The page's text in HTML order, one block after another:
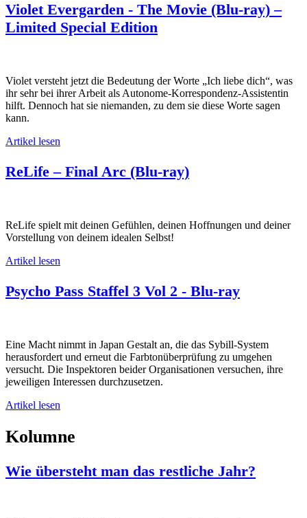
Violet Evergarden - The Movie (Blu-ray) –
Limited Special Edition
Violet versteht jetzt die Bedeutung der Worte „Ich liebe dich“, was
ihr sehr bei ihrer Arbeit als Autonome-Korrespondenz-Assistentin
hilft. Dennoch hat sie niemanden, zu dem sie diese Worte sagen
kann.
Artikel lesen
ReLife – Final Arc (Blu-ray)
ReLife spielt mit deinen Gefühlen, deinen Hoffnungen und deiner
Vorstellung von deinem idealen Selbst!
Artikel lesen
Psycho Pass Staffel 3 Vol 2 - Blu-ray
Eine Macht nimmt in Japan Gestalt an, die das Sybill-System
herausfordert und erneut die Farbtonüberprüfung zu umgehen
versucht. Die Inspektoren beider Organisationen versuchen, ihre
jeweiligen Interessen durchzusetzen.
Artikel lesen
Kolumne
Wie übersteht man das restliche Jahr?